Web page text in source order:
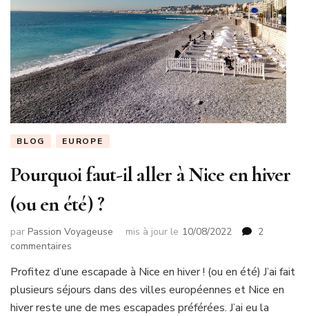
BLOG EUROPE
Pourquoi faut-il aller à Nice en hiver
(ou en été) ?
par Passion Voyageuse mis à jour le 10/08/2022
2
commentaires
faut-
il
aller
Profitez d’une escapade à Nice en hiver ! (ou en été) J’ai fait
plusieurs séjours dans des villes européennes et Nice en
hiver reste une de mes escapades préférées. J’ai eu la